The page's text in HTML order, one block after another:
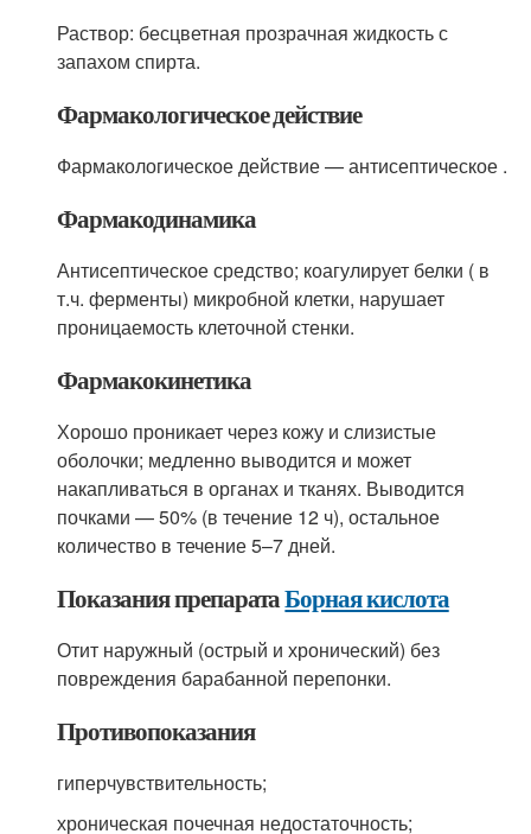
Раствор: бесцветная прозрачная жидкость с
запахом спирта.
Фармакологическое действие
Фармакологическое действие — антисептическое .
Фармакодинамика
Антисептическое средство; коагулирует белки ( в
т.ч. ферменты) микробной клетки, нарушает
проницаемость клеточной стенки.
Фармакокинетика
Хорошо проникает через кожу и слизистые
оболочки; медленно выводится и может
накапливаться в органах и тканях. Выводится
почками — 50% (в течение 12 ч), остальное
количество в течение 5–7 дней.
Показания препаратаБорная кислота
Отит наружный (острый и хронический) без
повреждения барабанной перепонки.
Противопоказания
гиперчувствительность;
хроническая почечная недостаточность;